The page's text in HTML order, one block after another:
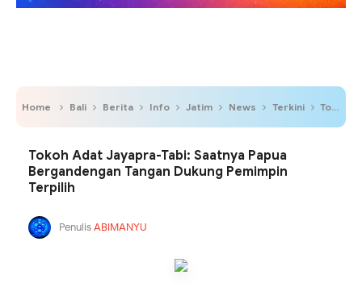
Home Bali Berita Info Jatim News Terkini Tokoh Adat Jayapra-Tabi: Saatnya Papua Bergandengan Tangan Dukung Pemimpin Terpilih
Tokoh Adat Jayapra-Tabi: Saatnya Papua
Bergandengan Tangan Dukung Pemimpin
Terpilih
PenulisABIMANYU